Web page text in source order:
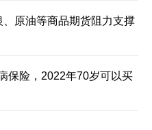
原油等商品期货阻力支撑
保险，2022年70岁可以买